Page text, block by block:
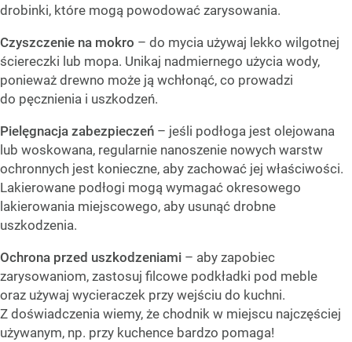
drobinki, które mogą powodować zarysowania.
Czyszczenie na mokro – do mycia używaj lekko wilgotnej
ściereczki lub mopa. Unikaj nadmiernego użycia wody,
ponieważ drewno może ją wchłonąć, co prowadzi
do pęcznienia i uszkodzeń.
Pielęgnacja zabezpieczeń – jeśli podłoga jest olejowana
lub woskowana, regularnie nanoszenie nowych warstw
ochronnych jest konieczne, aby zachować jej właściwości.
Lakierowane podłogi mogą wymagać okresowego
lakierowania miejscowego, aby usunąć drobne
uszkodzenia.
Ochrona przed uszkodzeniami – aby zapobiec
zarysowaniom, zastosuj filcowe podkładki pod meble
oraz używaj wycieraczek przy wejściu do kuchni.
Z doświadczenia wiemy, że chodnik w miejscu najczęściej
używanym, np. przy kuchence bardzo pomaga!